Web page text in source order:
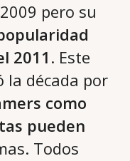
pero su
2011 . Este
la década por
como
pueden
Todos